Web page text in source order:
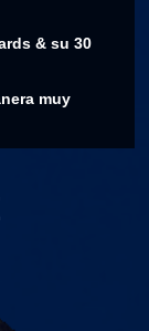
& su 30
muy